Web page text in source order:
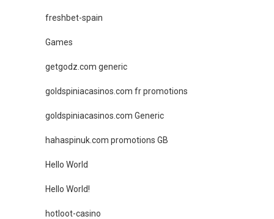
freshbet-spain
Games
getgodz.com generic
goldspiniacasinos.com fr promotions
goldspiniacasinos.com Generic
hahaspinuk.com promotions GB
Hello World
Hello World!
hotloot-casino